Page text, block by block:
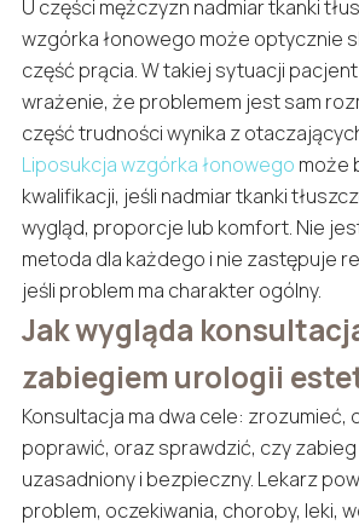
U części mężczyzn nadmiar tkanki
wzgórka łonowego może optycznie
część prącia. W takiej sytuacji
wrażenie, że problemem jest sam
część trudności wynika z
Liposukcja wzgórka łonowego może
kwalifikacji, jeśli nadmiar tkanki
wygląd, proporcje lub komfort. Nie
metoda dla każdego i nie zastępuje
jeśli problem ma charakter ogólny.
Jak wygląda
zabiegiem urologii
Konsultacja ma dwa cele: zrozumieć,
poprawić, oraz sprawdzić, czy
uzasadniony i bezpieczny. Lekarz
problem, oczekiwania, choroby, leki,